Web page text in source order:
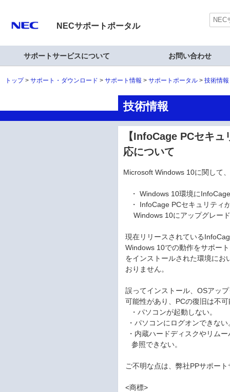
NECサポートポータル
サポートサービスについて お問い合わせ
トップ サポート・ダウンロード サポート情報 サポートポータル 技術情
技術情報
【InfoCage PCセキ
応について
Microsoft Windows 10に関して
・ Windows 10環境に
・ InfoCage PCセキュリティ
Windows 10にアップグレー
現在リリースされている
Windows 10での動作をサポー
をインストールされた環境にお
おりません。
誤ってインストール、OSアッ
可能性があり、PCの復旧は不
・パソコンが起動しない。
・パソコンにログオンできない
・内蔵ハードディスクやリム
参照できない。
ご不明な点は、弊社PPサポー
<商標>